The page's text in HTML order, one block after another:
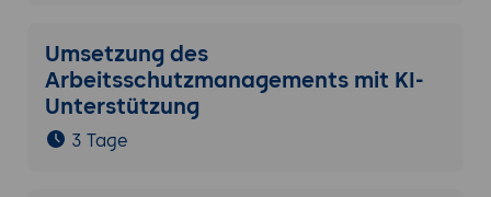
Umsetzung des
Arbeitsschutzmanagements mit KI-
Unterstützung
3 Tage